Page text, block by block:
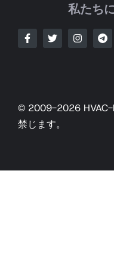
私たち
© 2009-2026 HVAC-
禁じます。